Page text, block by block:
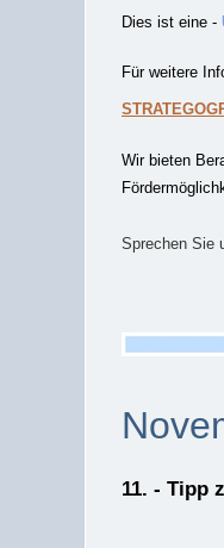
Dies ist eine -
Für weitere
Wir bieten
Sprechen
11. - Tipp